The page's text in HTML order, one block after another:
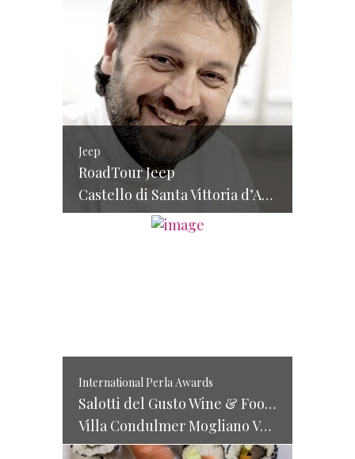
Jeep
RoadTour Jeep
Castello di Santa Vittoria d’Alba (CN) – 25 / 26 aprile 2015
International Perla Awards
Salotti del Gusto Wine & Food Festival
Villa Condulmer Mogliano Veneto (TV) 29 / 30 novembre 2014